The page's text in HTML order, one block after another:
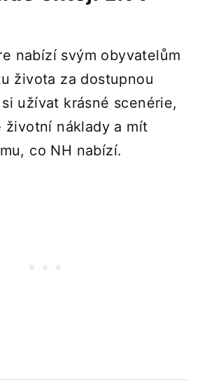
nabízí svým obyvatelům
života za dostupnou
užívat krásné scenérie,
životní náklady a mít
co NH nabízí.